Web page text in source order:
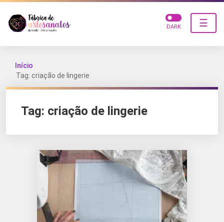
☰
DARK
Início
Tag: criação de lingerie
Tag: criação de lingerie